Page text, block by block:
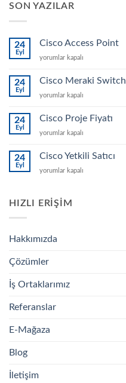
SON YAZILAR
24
Eyl
Cisco Access Point
Cisco
Point
yorumlar kapalı
24
Eyl
Cisco Meraki Switch
Cisco
Switch
yorumlar kapalı
24
Eyl
Cisco Proje Fiyatı
Cisco
Fiyatı
yorumlar kapalı
24
Eyl
Cisco Yetkili Satıcı
Cisco
için
yorumlar kapalı
HIZLI ERIŞIM
Hakkımızda
Çözümler
İş Ortaklarımız
Referanslar
E-Mağaza
Blog
İletişim